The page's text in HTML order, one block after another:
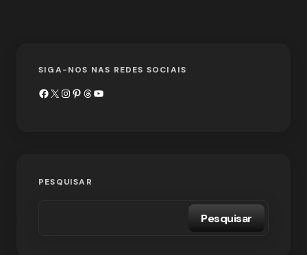
SIGA-NOS NAS REDES SOCIAIS
PESQUISAR
Pesquisar